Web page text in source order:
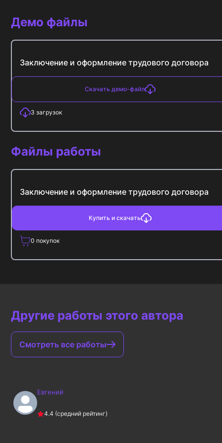
Демо файлы
Заключение и оформление трудового договора
Скачать демо-файл
3 загрузок
Файлы работы
Заключение и оформление трудового договора
Купить и скачать
0 покупок
Другие работы этого автора
Смотреть все работы
Евгений
4.4 (средний рейтинг)